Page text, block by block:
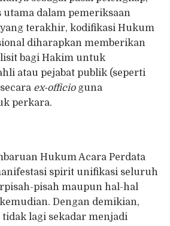
utama dalam pemeriksaan
terakhir, kodifikasi Hukum
diharapkan memberikan
bagi Hakim untuk
atau pejabat publik (seperti
ex-officioguna
perkara.
Hukum Acara Perdata
spirit unifikasi seluruh
pisah maupun hal-hal
Dengan demikian,
lagi sekadar menjadi